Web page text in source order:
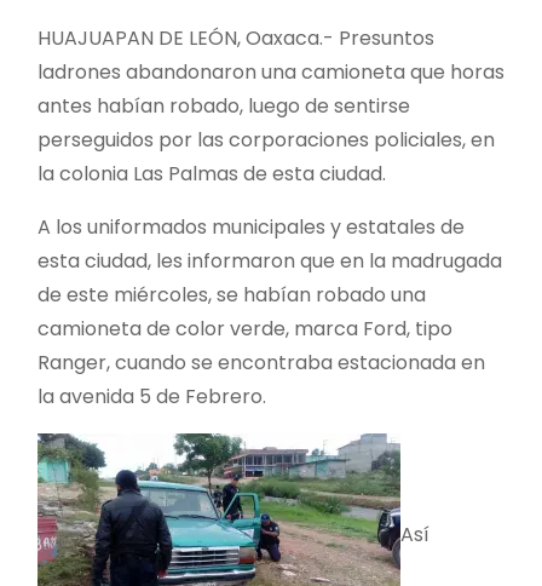
HUAJUAPAN DE LEÓN, Oaxaca.- Presuntos
ladrones abandonaron una camioneta que horas
antes habían robado, luego de sentirse
perseguidos por las corporaciones policiales, en
la colonia Las Palmas de esta ciudad.
A los uniformados municipales y estatales de
esta ciudad, les informaron que en la madrugada
de este miércoles, se habían robado una
camioneta de color verde, marca Ford, tipo
Ranger, cuando se encontraba estacionada en
la avenida 5 de Febrero.
Así